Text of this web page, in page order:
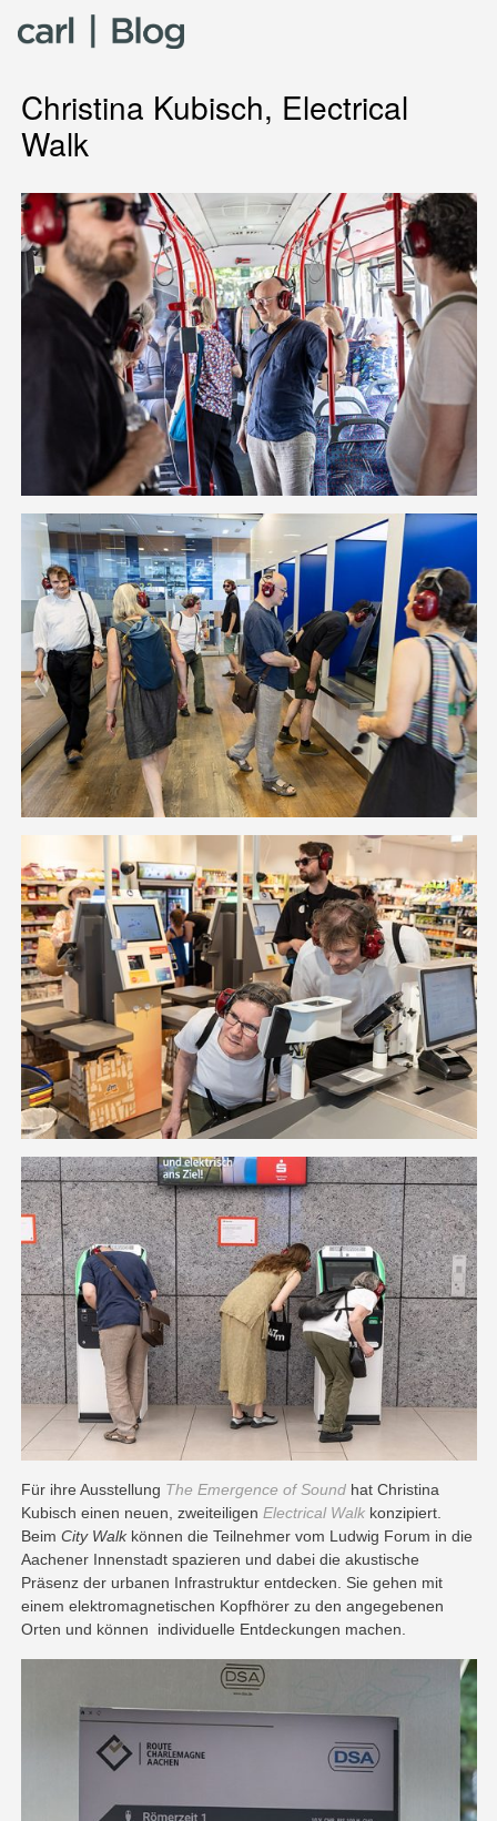
Skip to content
Christina Kubisch, Electrical
Walk
Für ihre Ausstellung The Emergence of Soundhat Christina
Kubisch einen neuen, zweiteiligen Electrical Walkkonzipiert.
Beim City Walkkönnen die Teilnehmer vom Ludwig Forum in die
Aachener Innenstadt spazieren und dabei die akustische
Präsenz der urbanen Infrastruktur entdecken. Sie gehen mit
einem elektromagnetischen Kopfhörer zu den angegebenen
Orten und können individuelle Entdeckungen machen.